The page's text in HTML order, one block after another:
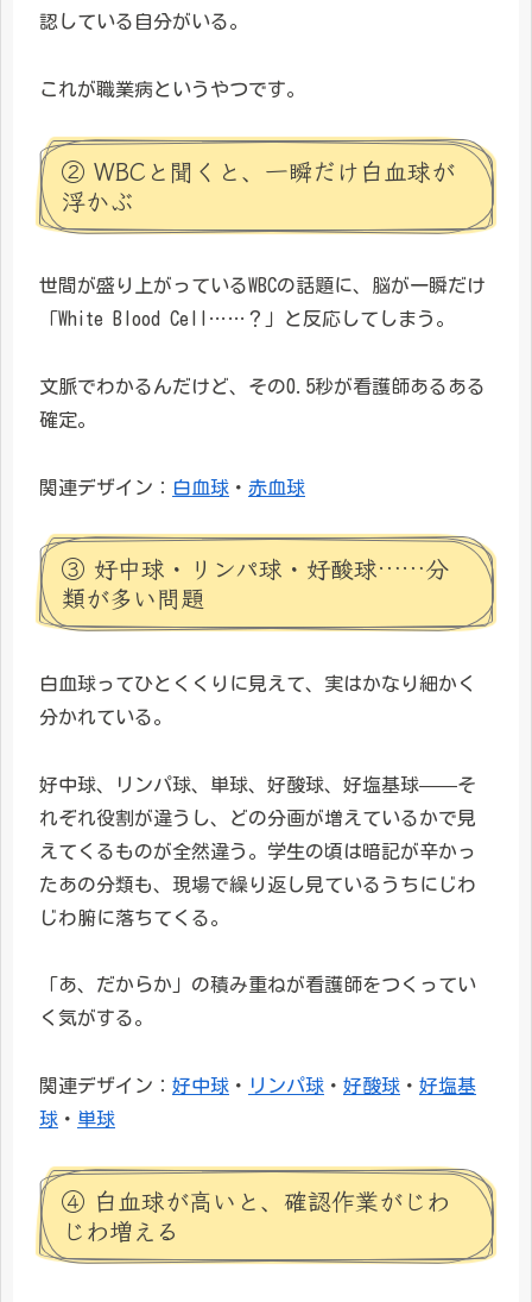
認している自分がいる。
これが職業病というやつです。
② WBCと聞くと、一瞬だけ白血球が
浮かぶ
世間が盛り上がっているWBCの話題に、脳が一瞬だけ
「White Blood Cell……？」と反応してしまう。
文脈でわかるんだけど、その0.5秒が看護師あるある
確定。
関連デザイン： 白血球 ・ 赤血球
③ 好中球・リンパ球・好酸球……分
類が多い問題
白血球ってひとくくりに見えて、実はかなり細かく
分かれている。
好中球、リンパ球、単球、好酸球、好塩基球——そ
れぞれ役割が違うし、どの分画が増えているかで見
えてくるものが全然違う。学生の頃は暗記が辛かっ
たあの分類も、現場で繰り返し見ているうちにじわ
じわ腑に落ちてくる。
「あ、だからか」の積み重ねが看護師をつくってい
く気がする。
関連デザイン： 好中球 ・ リンパ球 ・ 好酸球 ・ 好塩基
球 ・ 単球
④ 白血球が高いと、確認作業がじわ
じわ増える